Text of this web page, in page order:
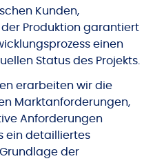
Kunden,
der Produktion garantiert
einen
Status des Projekts.
erarbeiten wir die
Marktanforderungen,
Anforderungen
ein detailliertes
der